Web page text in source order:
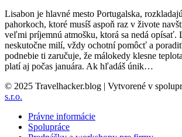
Lisabon je hlavné mesto Portugalska,
pahorkoch, ktoré musíš aspoň raz v živote
veľmi príjemnú atmošku, ktorá sa nedá opísať.
neskutočne milí, vždy ochotní pomôcť a
podnebie ti zaručuje, že málokedy klesne
platí aj počas januára. Ak hľadáš únik…
© 2025 Travelhacker.blog | Vytvorené v
s.r.o.
Právne informácie
Spolupráce